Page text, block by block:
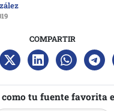
COMPARTIR
tu fuente favorita